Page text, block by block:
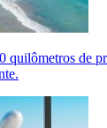
quilômetros de